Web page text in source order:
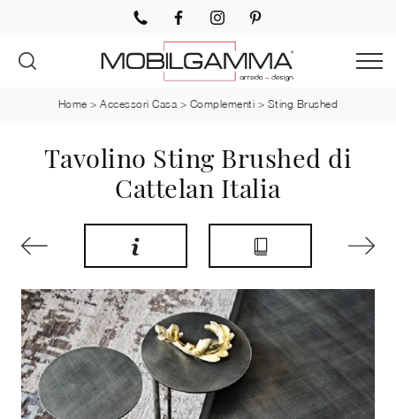
Home >Accessori Casa > Complementi > Sting Brushed
Tavolino Sting Brushed di
Cattelan Italia